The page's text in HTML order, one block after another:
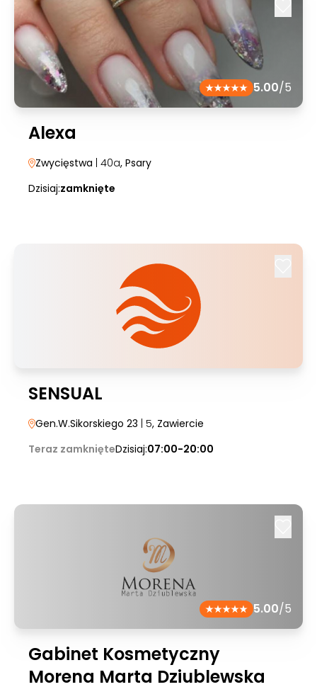
5.00/5
Alexa
Zwycięstwa | 40a, Psary
Dzisiaj:zamknięte
SENSUAL
Gen.W.Sikorskiego 23 | 5, Zawiercie
Teraz zamknięteDzisiaj:07:00-20:00
5.00/5
Gabinet Kosmetyczny
Morena Marta Dziublewska